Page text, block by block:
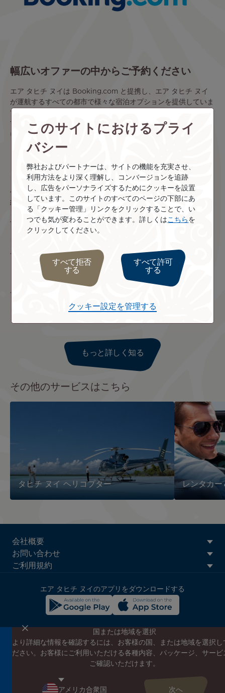
幅広いオファーの中からご予約ください
エア タヒチ ヌイは Booking.com と提携し、エア タヒチ ヌイ
が運航するすべての都市で様々な宿泊オプションを提供していま
す。お好みの施設を、最安値でオンライン予約することが可能で
す。エア タヒチ ヌイと Booking.comの提携で、これまで以上
に旅の予約が便利になりました
ベルトラは18,000種類以上の現地ツアー・アクティビティを予
約できる専門サイトです。シュノーケリング、スキューバダイビ
ングなどのアクティビティを豊富な体験談でご紹介しておりま
す。
ルトラでご確認ください。
※ご紹介するオプショナルツアーはベルトラ社とお客様との契約
となり、エア タヒチ ヌイが企画・実施するものではございませ
もっと詳しく知る
その他のサービスはこちら
タヒチ ヌイ ヘリコプター レンタカ
ATN:
Footer
menu
会社概要
お問い合わせ
ご利用規約
エア タヒチ ヌイのアプリをダウンロードする
エア タヒチ ヌイのニュースレターに登録する
エア タヒチ ヌイやタヒチの最新情報、スペシャルプロモーショ
国または地域を選択
より詳細な情報を確認するには、お客様の国、または地域を選択し
ださい。お客様にご利用いただける各種内容、パッケージ、サービ
ご確認いただけます。
このサイトにおけるプライ
バシー
弊社およびパートナーは、サイトの機能を充実させ、
利用方法をより深く理解し、コンバージョンを追跡
し、広告をパーソナライズするためにクッキーを設置
しています。このサイトのすべてのページの下部にあ
る「クッキー管理」リンクをクリックすることで、い
つでも気が変わることができます。詳しくは こちら を
クリックしてください。
すべて拒否
する
すべて許可
する
クッキー設定を管理する